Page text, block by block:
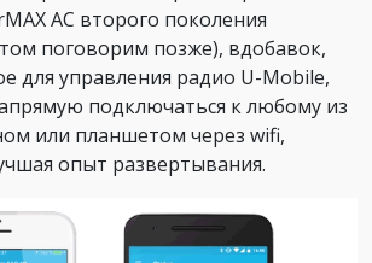
AC второго поколения
поговорим позже), вдобавок,
для управления радио U-Mobile,
подключаться к любому из
или планшетом через wifi,
опыт развертывания.